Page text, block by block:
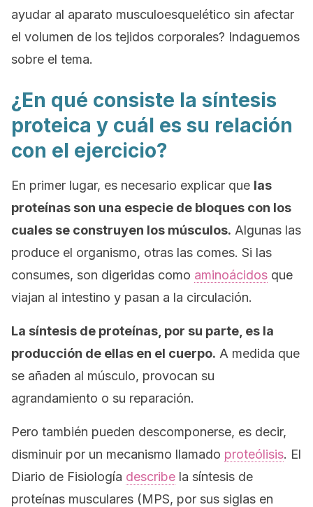
ayudar al aparato musculoesquelético sin afectar
el volumen de los tejidos corporales? Indaguemos
sobre el tema.
¿En qué consiste la síntesis
proteica y cuál es su relación
con el ejercicio?
En primer lugar, es necesario explicar que las
proteínas son una especie de bloques con los
cuales se construyen los músculos. Algunas las
produce el organismo, otras las comes. Si las
consumes, son digeridas como aminoácidos que
viajan al intestino y pasan a la circulación.
La síntesis de proteínas, por su parte, es la
producción de ellas en el cuerpo. A medida que
se añaden al músculo, provocan su
agrandamiento o su reparación.
Pero también pueden descomponerse, es decir,
disminuir por un mecanismo llamado proteólisis. El
Diario de Fisiología describe la síntesis de
proteínas musculares (MPS, por sus siglas en